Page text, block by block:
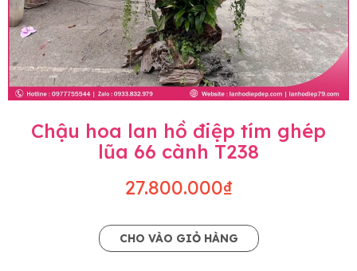
Chậu hoa lan hồ điệp tím ghép
lũa 66 cành T238
27.800.000₫
CHO VÀO GIỎ HÀNG